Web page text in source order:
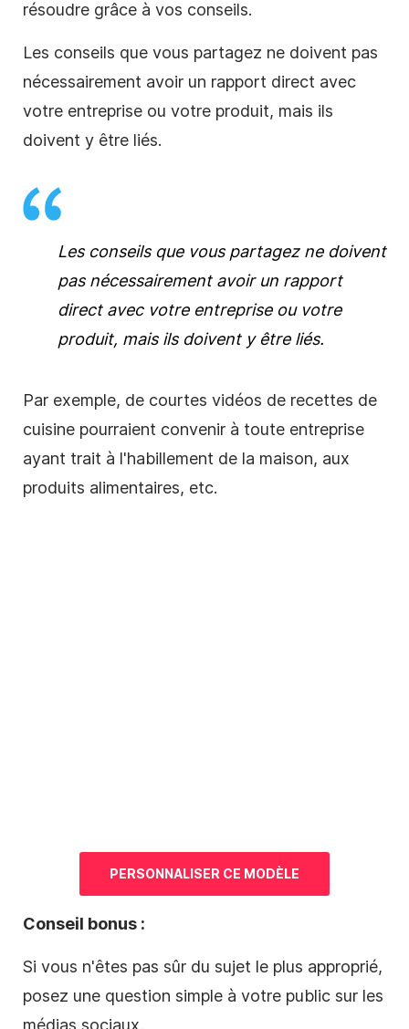
résoudre grâce à vos conseils.
Les conseils que vous partagez ne doivent pas
nécessairement avoir un rapport direct avec
votre entreprise ou votre produit, mais ils
doivent y être liés.
Les conseils que vous partagez ne doivent
pas nécessairement avoir un rapport
direct avec votre entrepriseou votre
produit, mais ils doivent y être liés.
Par exemple, de courtes vidéos de recettes de
cuisine pourraient convenir à toute entreprise
ayant trait à l'habillement de la maison, aux
produits alimentaires, etc.
PERSONNALISER CE MODÈLE
Conseil bonus :
Si vous n'êtes pas sûr du sujet le plus approprié,
posez une question simple à votre public sur les
médias sociaux.